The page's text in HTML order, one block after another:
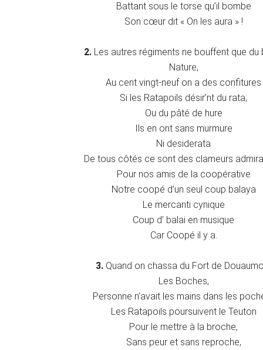
Battant sous le torse qu’il bombe
Son cœur dit « On les aura » !
2.Les autres régiments ne bouffent que
Nature,
Au cent vingt-neuf on a des confitures
Si les Ratapoils désir’nt du rata;
Ou du pâté de hure
Ils en ont sans murmure
Ni desiderata
De tous côtés ce sont des clameurs
Pour nos amis de la coopérative
Notre coopé d’un seul coup balaya
Le mercanti cynique
Coup d’ balai en musique
Car Coopé il y a.
3.Quand on chassa du Fort de
Les Boches,
Personne n’avait les mains dans les
Les Ratapoils poursuivent le Teuton
Pour le mettre à la broche,
Sans peur et sans reproche,